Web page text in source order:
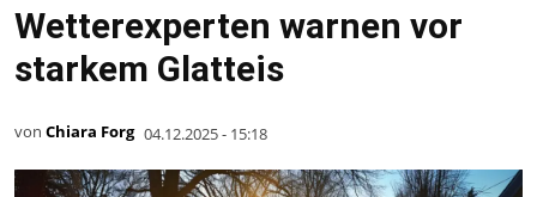
Wetterexperten warnen vor
starkem Glatteis
von Chiara Forg 04.12.2025 - 15:18